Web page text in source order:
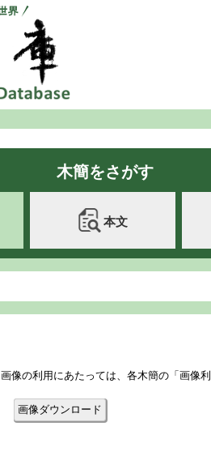
木簡をさがす
本文
画像の利用にあたっては、各木簡の「画像
画像ダウンロード